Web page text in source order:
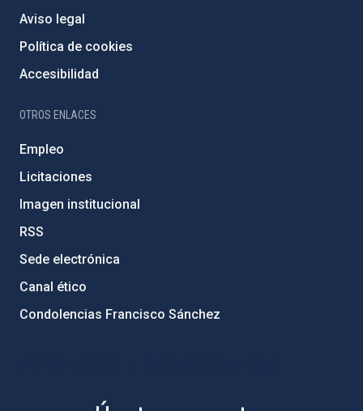
Aviso legal
Política de cookies
Accesibilidad
OTROS ENLACES
Empleo
Licitaciones
Imagen institucional
RSS
Sede electrónica
Canal ético
Condolencias Francisco Sánchez